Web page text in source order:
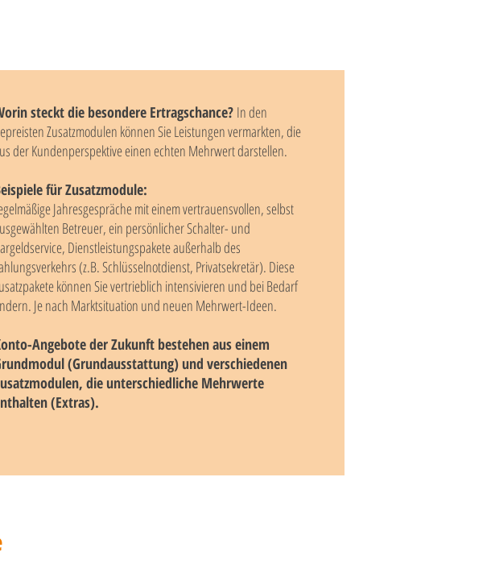
steckt die besondere Ertragschance? In den
Zusatzmodulen können Sie Leistungen vermarkten, die
der Kundenperspektive einen echten Mehrwert darstellen.
für Zusatzmodule:
Jahresgespräche mit einem vertrauensvollen, selbst
Betreuer, ein persönlicher Schalter- und
Dienstleistungspakete außerhalb des
(z.B. Schlüsselnotdienst, Privatsekretär). Diese
können Sie vertrieblich intensivieren und bei Bedarf
Je nach Marktsituation und neuen Mehrwert-Ideen.
Angebote der Zukunft bestehen aus einem
(Grundausstattung) und verschiedenen
die unterschiedliche Mehrwerte
(Extras).